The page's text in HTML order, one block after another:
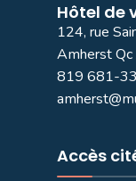
Hôtel de
124, rue
Amherst Qc
819 681-
Accès